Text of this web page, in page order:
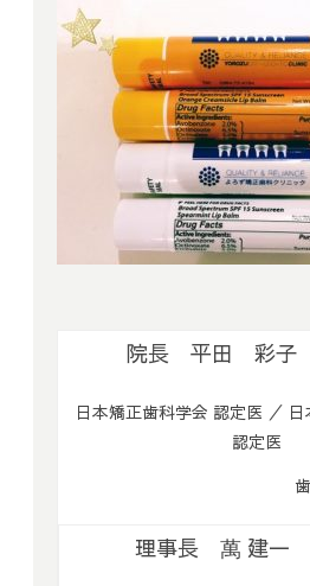
院長 平田 彩子
日本矯正歯科学会 認定医 ／
認定医
理事長 萬 建一